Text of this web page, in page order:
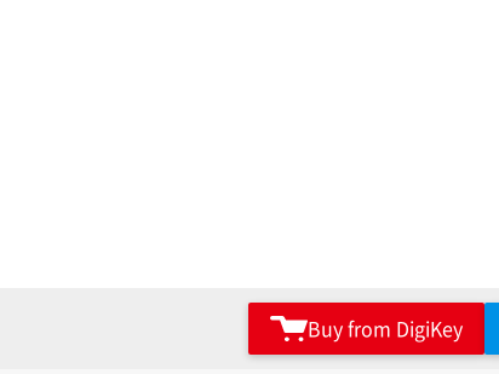
Buy from DigiKey